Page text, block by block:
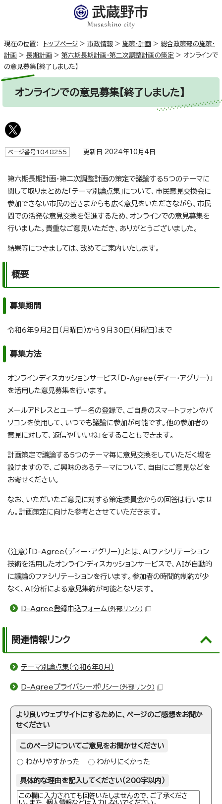
現在の位置： トップページ > 市政情報 > 施策・計画 > 総合政策部の施策・
計画 > 長期計画 > 第六期長期計画・第二次調整計画の策定 > オンラインで
の意見募集【終了しました】
オンラインでの意見募集【終了しました】
ページ番号1048255 更新日 2024年10月4日
第六期長期計画・第二次調整計画の策定で議論する5つのテーマに
関して取りまとめた「テーマ別論点集」について、市民意見交換会に
参加できない市民の皆さまからも広く意見をいただきながら、市民
間での活発な意見交換を促進するため、オンラインでの意見募集を
行いました。貴重なご意見いただき、ありがとうございました。
結果等につきましては、改めてご案内いたします。
概要
募集期間
令和6年9月2日（月曜日）から9月30日（月曜日）まで
募集方法
オンラインディスカッションサービス「D-Agree（ディー・アグリー）」
を活用した意見募集を行います。
メールアドレスとユーザー名の登録で、ご自身のスマートフォンやパ
ソコンを使用して、いつでも議論に参加が可能です。他の参加者の
意見に対して、返信や「いいね」をすることもできます。
計画策定で議論する5つのテーマ毎に意見交換をしていただく場を
設けますので、ご興味のあるテーマについて、自由にご意見などを
お寄せください。
なお、いただいたご意見に対する策定委員会からの回答は行いませ
ん。計画策定に向けた参考とさせていただきます。
（注意）「D-Agree（ディー・アグリー）」とは、AIファシリテーション
技術を活用したオンラインディスカッションサービスで、AIが自動的
に議論のファシリテーションを行います。参加者の時間的制約が少
なく、AI分析による意見集約が可能となります。
D-Agree登録申込フォーム （外部リンク）
関連情報リンク
テーマ別論点集（令和6年8月）
D-Agreeプライバシーポリシー （外部リンク）
より良いウェブサイトにするために、ページのご感想をお聞か
せください
このページについてご意見をお聞かせください
わかりやすかった わかりにくかった
具体的な理由を記入してください（200字以内）